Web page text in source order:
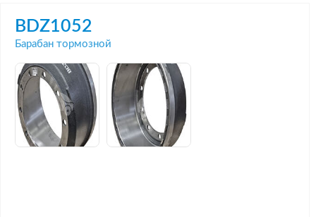
BDZ1052
Барабан тормозной